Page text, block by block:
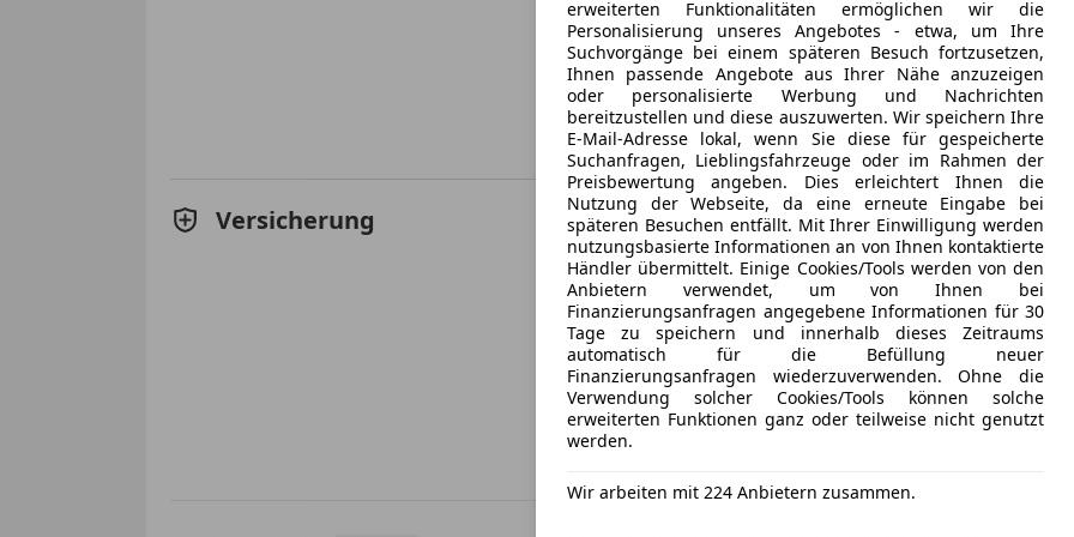
Versicherung Kfz-Versicherung
Versicherungsschutz an Ihre Bedürfnisse
Freischaden-Gutschein ab Stufe 0
Auto einfach online versichern & Rabatt holen
erweiterten Funktionalitäten ermöglichen wir die
Personalisierung unseres Angebotes - etwa, um Ihre
Suchvorgänge bei einem späteren Besuch fortzusetzen,
Ihnen passende Angebote aus Ihrer Nähe anzuzeigen
oder personalisierte Werbung und Nachrichten
bereitzustellen und diese auszuwerten. Wir speichern Ihre
E-Mail-Adresse lokal, wenn Sie diese für gespeicherte
Suchanfragen, Lieblingsfahrzeuge oder im Rahmen der
Preisbewertung angeben. Dies erleichtert Ihnen die
Nutzung der Webseite, da eine erneute Eingabe bei
späteren Besuchen entfällt. Mit Ihrer Einwilligung werden
nutzungsbasierte Informationen an von Ihnen kontaktierte
Händler übermittelt. Einige Cookies/Tools werden von den
Anbietern verwendet, um von Ihnen bei
Finanzierungsanfragen angegebene Informationen für 30
Tage zu speichern und innerhalb dieses Zeitraums
automatisch für die Befüllung neuer
Finanzierungsanfragen wiederzuverwenden. Ohne die
Verwendung solcher Cookies/Tools können solche
erweiterten Funktionen ganz oder teilweise nicht genutzt
werden.
Wir arbeiten mit 224 Anbietern zusammen.